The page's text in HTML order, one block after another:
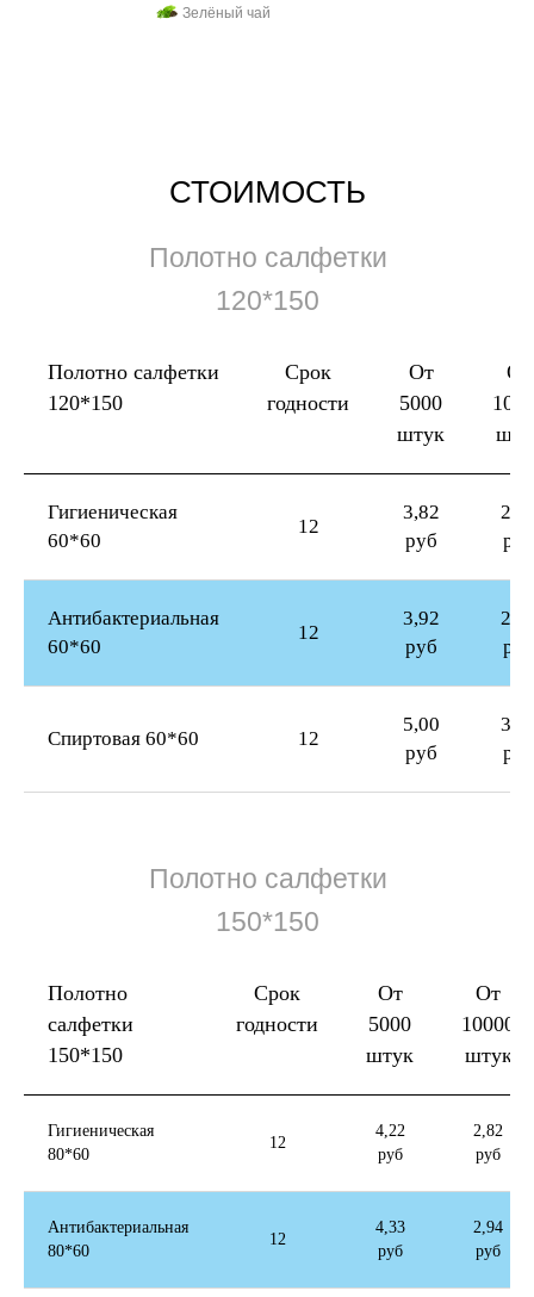
Зелёный чай
СТОИМОСТЬ
Полотно салфетки
120*150
Полотно салфетки
120*150
Срок
годности
От
5000
штук
От
Гигиеническая
60*60
12
3,82
руб
руб
Антибактериальная
60*60
12
3,92
руб
руб
Спиртовая 60*60 12
5,00
руб
руб
Полотно салфетки
150*150
Полотно
салфетки
150*150
Срок
годности
От
5000
штук
От
10000
штук
Гигиеническая
80*60
12
4,22
руб
2,82
руб
Антибактериальная
80*60
12
4,33
руб
2,94
руб